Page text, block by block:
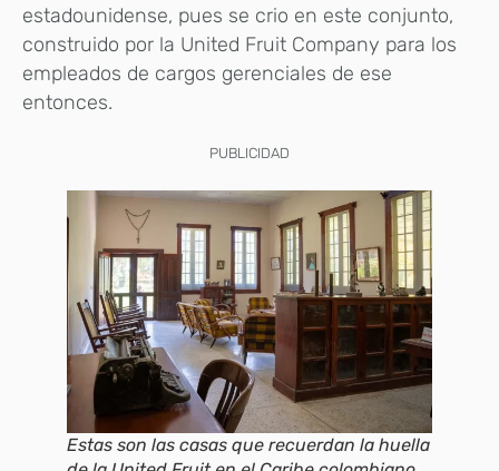
estadounidense, pues se crio en este conjunto,
construido por la United Fruit Company para los
empleados de cargos gerenciales de ese
entonces.
PUBLICIDAD
Estas son las casas que recuerdan la huella